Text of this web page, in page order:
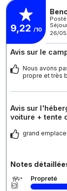
9,22 /10
26/
Avis sur le
Nous avons
propre et très
Avis sur
voiture + tente
grand
Notes
Propreté